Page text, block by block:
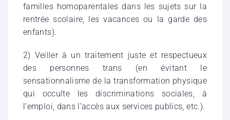
familles homoparentales dans les sujets sur la
rentrée scolaire, les vacances ou la garde des
enfants).
2) Veiller à un traitement juste et respectueux
des personnes trans (en évitant le
sensationnalisme de la transformation physique
qui occulte les discriminations sociales, à
l’emploi, dans l’accès aux services publics, etc.).